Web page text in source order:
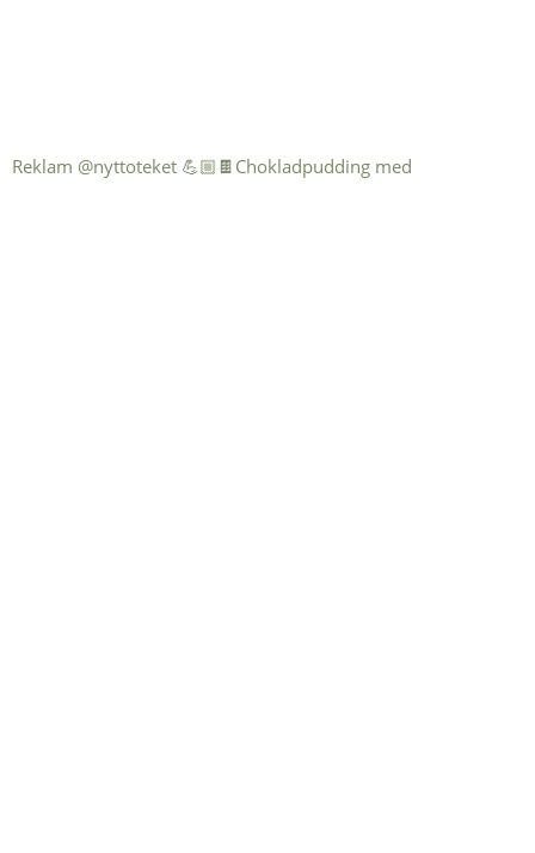
Reklam @nyttoteket 💪🏼🍫Chokladpudding med